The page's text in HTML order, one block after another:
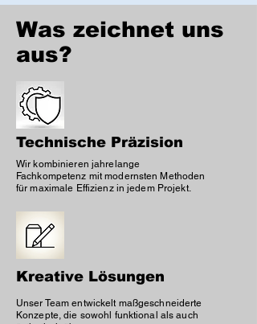
Was zeichnet uns
aus?
Technische Präzision
Wir kombinieren jahrelange
Fachkompetenz mit modernsten Methoden
für maximale Effizienz in jedem Projekt.
Kreative Lösungen
Unser Team entwickelt maßgeschneiderte
Konzepte, die sowohl funktional als auch